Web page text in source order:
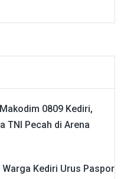
0809 Kediri,
TNI Pecah di Arena
Kediri Urus Paspor